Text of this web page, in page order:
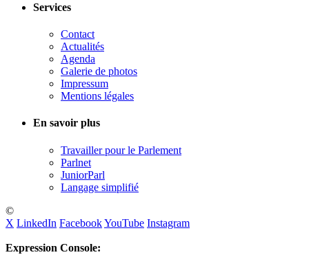
Services
Contact
Actualités
Agenda
Galerie de photos
Impressum
Mentions légales
En savoir plus
Travailler pour le Parlement
Parlnet
JuniorParl
Langage simplifié
©
X LinkedIn FacebookYouTube Instagram
Expression Console: